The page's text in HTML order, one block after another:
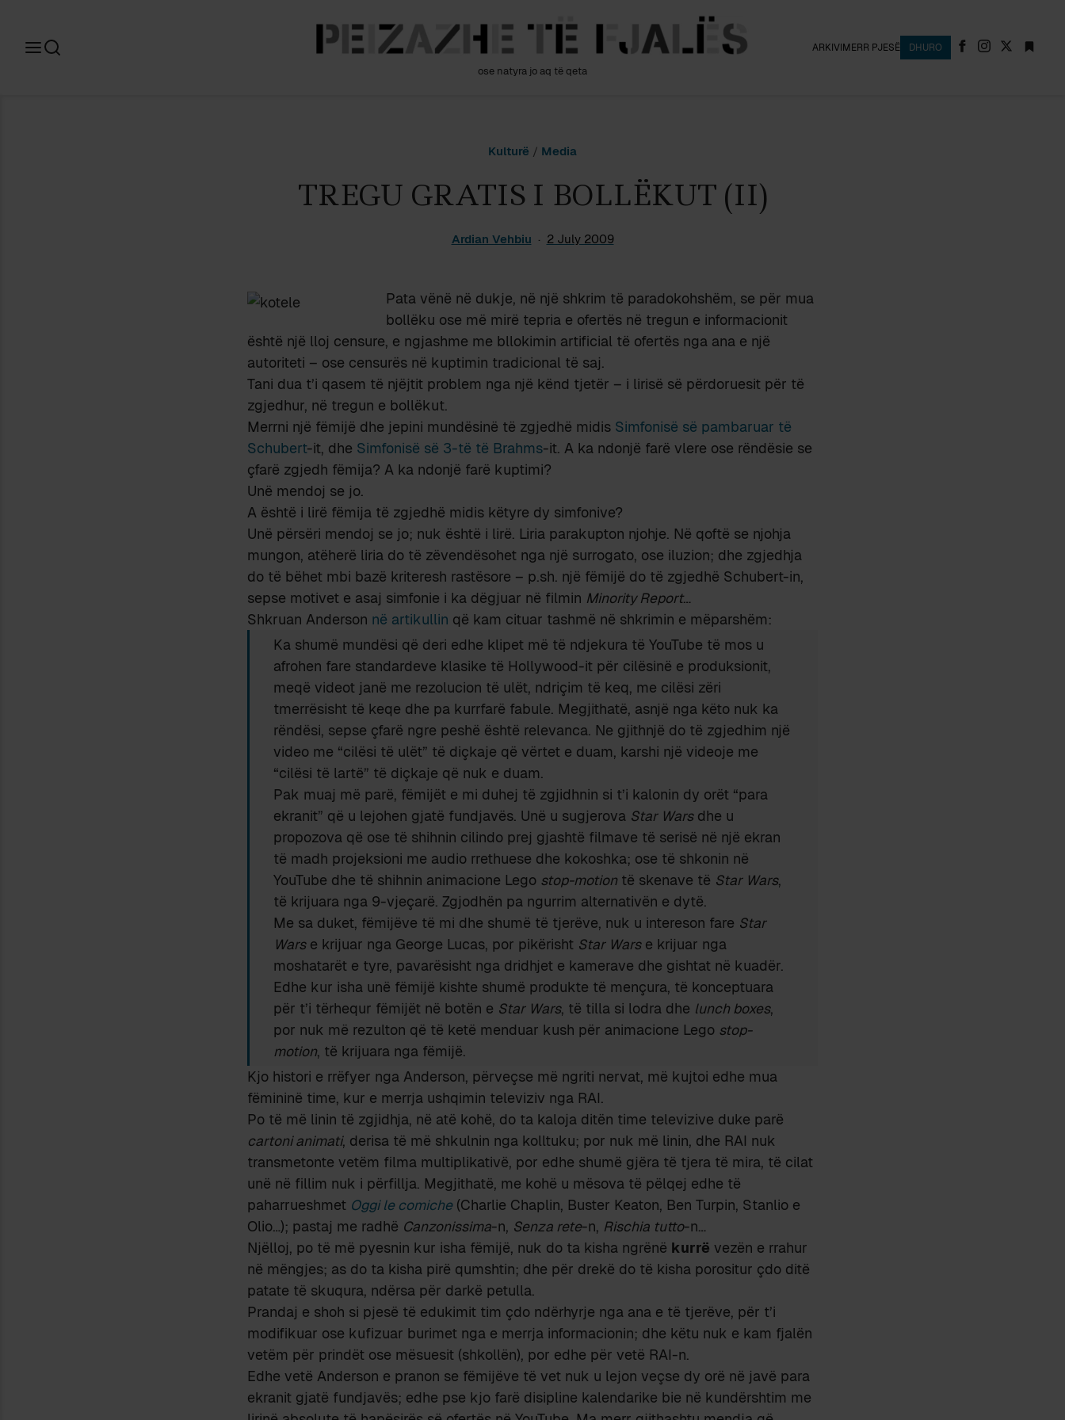
ose natyra jo aq të qeta
ARKIVIMERR PJESË DHURO
Kulturë / Media
TREGU GRATIS I BOLLËKUT (II)
Ardian Vehbiu 2 July 2009
Pata vënë në dukje, në një shkrim të paradokohshëm, se për mua
bollëku ose më mirë tepria e ofertës në tregun e informacionit
është një lloj censure, e ngjashme me bllokimin artificial të ofertës nga ana e një
autoriteti – ose censurës në kuptimin tradicional të saj.
Tani dua t’i qasem të njëjtit problem nga një kënd tjetër – i lirisë së përdoruesit për të
zgjedhur, në tregun e bollëkut.
Merrni një fëmijë dhe jepini mundësinë të zgjedhë midis Simfonisë së pambaruar të
Schubert-it, dhe Simfonisë së 3-të të Brahms-it. A ka ndonjë farë vlere ose rëndësie se
çfarë zgjedh fëmija? A ka ndonjë farë kuptimi?
Unë mendoj se jo.
A është i lirë fëmija të zgjedhë midis këtyre dy simfonive?
Unë përsëri mendoj se jo; nuk është i lirë. Liria parakupton njohje. Në qoftë se njohja
mungon, atëherë liria do të zëvendësohet nga një surrogato, ose iluzion; dhe zgjedhja
do të bëhet mbi bazë kriteresh rastësore – p.sh. një fëmijë do të zgjedhë Schubert-in,
sepse motivet e asaj simfonie i ka dëgjuar në filmin Minority Report…
Shkruan Anderson në artikullin që kam cituar tashmë në shkrimin e mëparshëm:
Ka shumë mundësi që deri edhe klipet më të ndjekura të YouTube të mos u
afrohen fare standardeve klasike të Hollywood-it për cilësinë e produksionit,
meqë videot janë me rezolucion të ulët, ndriçim të keq, me cilësi zëri
tmerrësisht të keqe dhe pa kurrfarë fabule. Megjithatë, asnjë nga këto nuk ka
rëndësi, sepse çfarë ngre peshë është relevanca. Ne gjithnjë do të zgjedhim një
video me “cilësi të ulët” të diçkaje që vërtet e duam, karshi një videoje me
“cilësi të lartë” të diçkaje që nuk e duam.
Pak muaj më parë, fëmijët e mi duhej të zgjidhnin si t’i kalonin dy orët “para
ekranit” që u lejohen gjatë fundjavës. Unë u sugjerova Star Warsdhe u
propozova që ose të shihnin cilindo prej gjashtë filmave të serisë në një ekran
të madh projeksioni me audio rrethuese dhe kokoshka; ose të shkonin në
YouTube dhe të shihnin animacione Lego stop-motion të skenave të Star Wars,
të krijuara nga 9-vjeçarë. Zgjodhën pa ngurrim alternativën e dytë.
Me sa duket, fëmijëve të mi dhe shumë të tjerëve, nuk u intereson fare Star
Warse krijuar nga George Lucas, por pikërisht Star Warse krijuar nga
moshatarët e tyre, pavarësisht nga dridhjet e kamerave dhe gishtat në kuadër.
Edhe kur isha unë fëmijë kishte shumë produkte të mençura, të konceptuara
për t’i tërhequr fëmijët në botën e Star Wars, të tilla si lodra dhe lunch boxes,
por nuk më rezulton që të ketë menduar kush për animacione Lego stop-
motion, të krijuara nga fëmijë.
Kjo histori e rrëfyer nga Anderson, përveçse më ngriti nervat, më kujtoi edhe mua
fëmininë time, kur e merrja ushqimin televiziv nga RAI.
Po të më linin të zgjidhja, në atë kohë, do ta kaloja ditën time televizive duke parë
cartoni animati, derisa të më shkulnin nga kolltuku; por nuk më linin, dhe RAI nuk
transmetonte vetëm filma multiplikativë, por edhe shumë gjëra të tjera të mira, të cilat
unë në fillim nuk i përfillja. Megjithatë, me kohë u mësova të pëlqej edhe të
paharrueshmet Oggi le comiche(Charlie Chaplin, Buster Keaton, Ben Turpin, Stanlio e
Olio…); pastaj me radhë Canzonissima-n, Senza rete-n, Rischia tutto-n…
Njëlloj, po të më pyesnin kur isha fëmijë, nuk do ta kisha ngrënë kurrë vezën e rrahur
në mëngjes; as do ta kisha pirë qumshtin; dhe për drekë do të kisha porositur çdo ditë
patate të skuqura, ndërsa për darkë petulla.
Prandaj e shoh si pjesë të edukimit tim çdo ndërhyrje nga ana e të tjerëve, për t’i
modifikuar ose kufizuar burimet nga e merrja informacionin; dhe këtu nuk e kam fjalën
vetëm për prindët ose mësuesit (shkollën), por edhe për vetë RAI-n.
Edhe vetë Anderson e pranon se fëmijëve të vet nuk u lejon veçse dy orë në javë para
ekranit gjatë fundjavës; edhe pse kjo farë disipline kalendarike bie në kundërshtim me